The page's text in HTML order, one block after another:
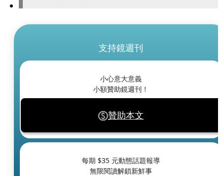
支持鏡週刊
小心意大意義
小額贊助鏡週刊！
贊助本文
每期 $35 元動態話題報導
無限閱讀解鎖新鮮事